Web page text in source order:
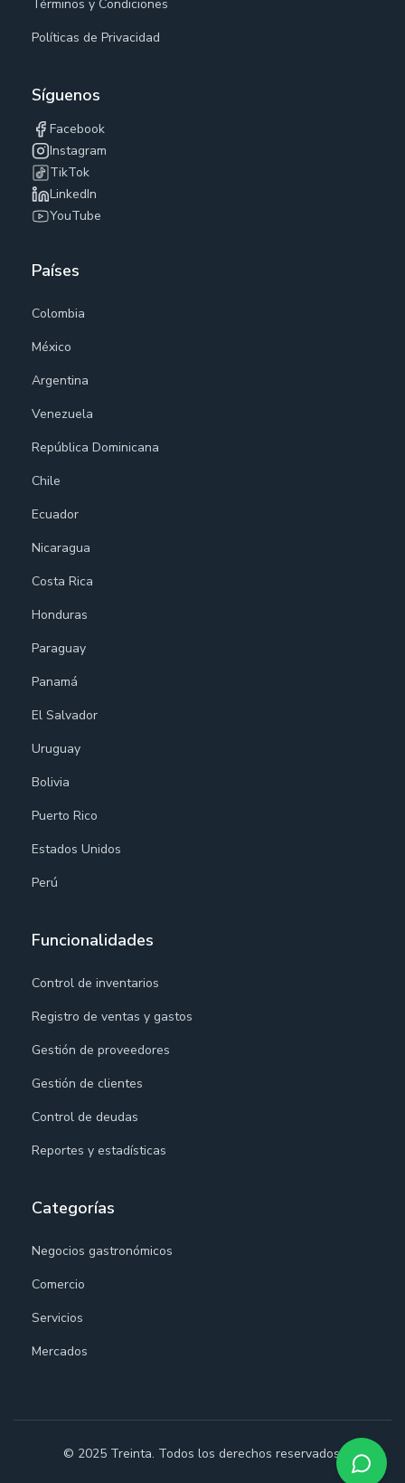
Términos y Condiciones
Políticas de Privacidad
Síguenos
Facebook
Instagram
TikTok
LinkedIn
YouTube
Países
Colombia
México
Argentina
Venezuela
República Dominicana
Chile
Ecuador
Nicaragua
Costa Rica
Honduras
Paraguay
Panamá
El Salvador
Uruguay
Bolivia
Puerto Rico
Estados Unidos
Perú
Funcionalidades
Control de inventarios
Registro de ventas y gastos
Gestión de proveedores
Gestión de clientes
Control de deudas
Reportes y estadísticas
Categorías
Negocios gastronómicos
Comercio
Servicios
Mercados
© 2025 Treinta. Todos los derechos reservados.